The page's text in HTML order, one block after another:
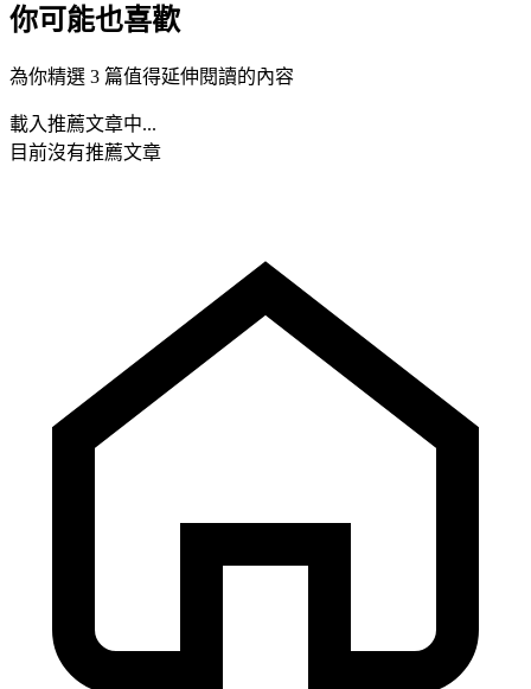
你可能也喜歡
為你精選 3 篇值得延伸閱讀的內容
載入推薦文章中...
目前沒有推薦文章